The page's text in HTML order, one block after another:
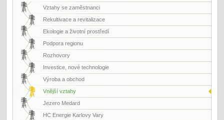
Vztahy se zaměstnanci
Rekultivace a revitalizace
Ekologie a životní prostředí
Podpora regionu
Rozhovory
Investice, nové technologie
Výroba a obchod
Vnější vztahy
Jezero Medard
HC Energie Karlovy Vary